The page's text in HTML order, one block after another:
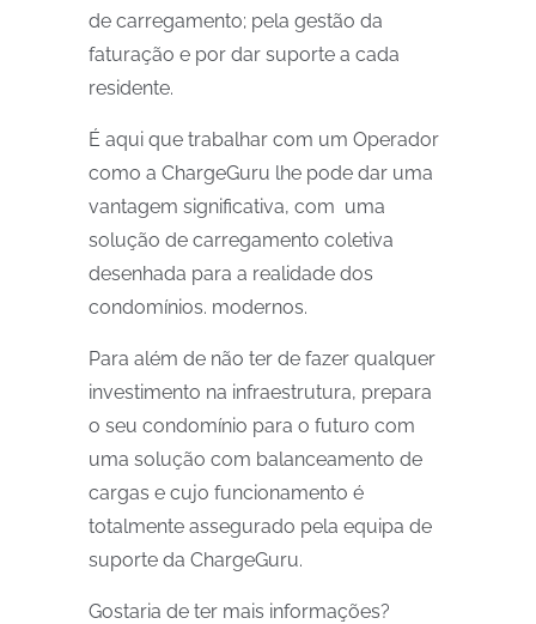
de carregamento; pela gestão da
faturação e por dar suporte a cada
residente.
É aqui que trabalhar com um Operador
como a ChargeGuru lhe pode dar uma
vantagem significativa, com uma
solução de carregamento coletiva
desenhada para a realidade dos
condomínios. modernos.
Para além de não ter de fazer qualquer
investimento na infraestrutura, prepara
o seu condomínio para o futuro com
uma solução com balanceamento de
cargas e cujo funcionamento é
totalmente assegurado pela equipa de
suporte da ChargeGuru.
Gostaria de ter mais informações?